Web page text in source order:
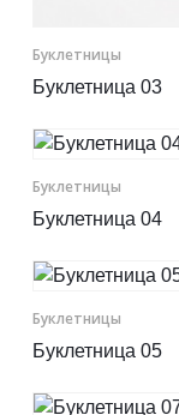
Буклетницы
Буклетница 03
Буклетницы
Буклетница 04
Буклетницы
Буклетница 05